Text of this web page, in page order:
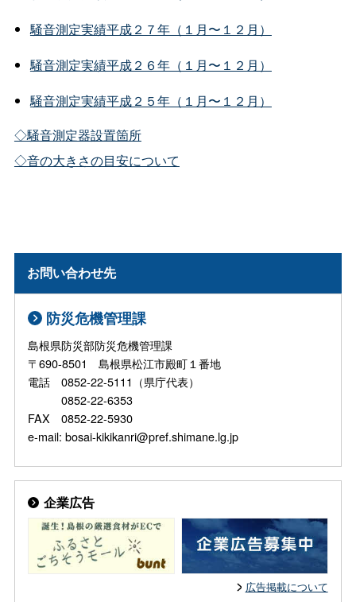
騒音測定実績平成２７年（１月〜１２月）
騒音測定実績平成２６年（１月〜１２月）
騒音測定実績平成２５年（１月〜１２月）
◇騒音測定器設置箇所
◇音の大きさの目安について
お問い合わせ先
防災危機管理課
島根県防災部防災危機管理課
〒690-8501 島根県松江市殿町１番地
電話 0852-22-5111（県庁代表）
0852-22-6353
FAX 0852-22-5930
e-mail: bosai-kikikanri@pref.shimane.lg.jp
企業広告
広告掲載について